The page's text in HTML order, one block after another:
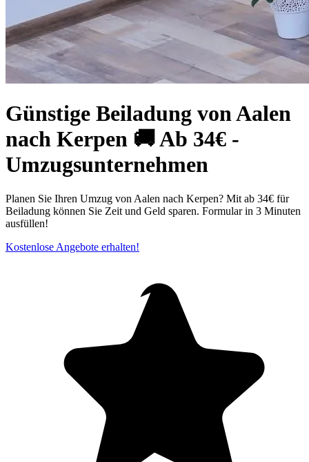
Günstige Beiladung von Aalen
nach Kerpen 🚚 Ab 34€ -
Umzugsunternehmen
Planen Sie Ihren Umzug von Aalen nach Kerpen? Mit ab 34€ für
Beiladung können Sie Zeit und Geld sparen. Formular in 3 Minuten
ausfüllen!
Kostenlose Angebote erhalten!